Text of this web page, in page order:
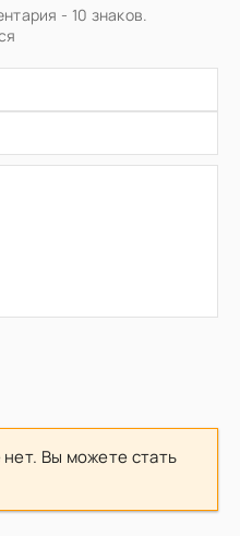
- 10 знаков.
Вы можете стать